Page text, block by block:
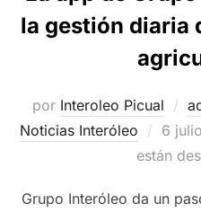
la gestión diaria
por Interoleo Picual
Noticias Interóleo
el
6
están
Grupo Interóleo da un